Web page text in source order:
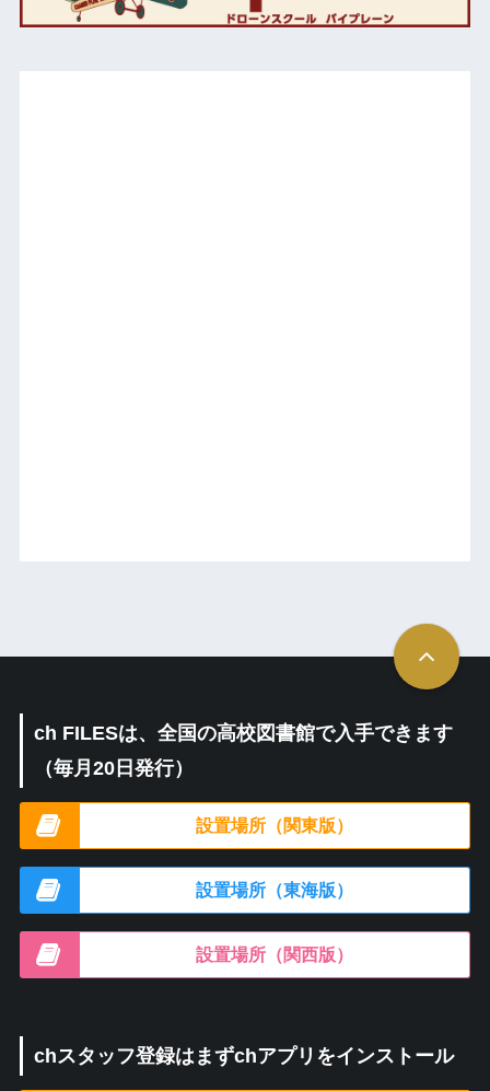
ch FILESは、全国の高校図書館で入手できます
（毎月20日発行）
設置場所（関東版）
設置場所（東海版）
設置場所（関西版）
chスタッフ登録はまずchアプリをインストール